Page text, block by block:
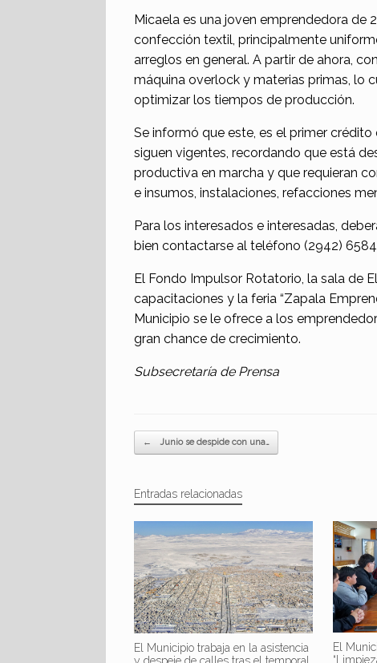
Micaela es una joven emprendedora de
confección textil, principalmente
arreglos en general. A partir de ahora,
máquina overlock y materias primas, lo
optimizar los tiempos de producción.
Se informó que este, es el primer
siguen vigentes, recordando que está
productiva en marcha y que requieran
e insumos, instalaciones, refacciones
Para los interesados e interesadas,
bien contactarse al teléfono (2942)
El Fondo Impulsor Rotatorio, la sala de
capacitaciones y la feria “Zapala
Municipio se le ofrece a los
gran chance de crecimiento.
Subsecretaría de Prensa
Navegador de artículos
← Junio se despide con una…
Entradas relacionadas
El Municipio trabaja en la asistencia
y despeje de calles tras el temporal
El